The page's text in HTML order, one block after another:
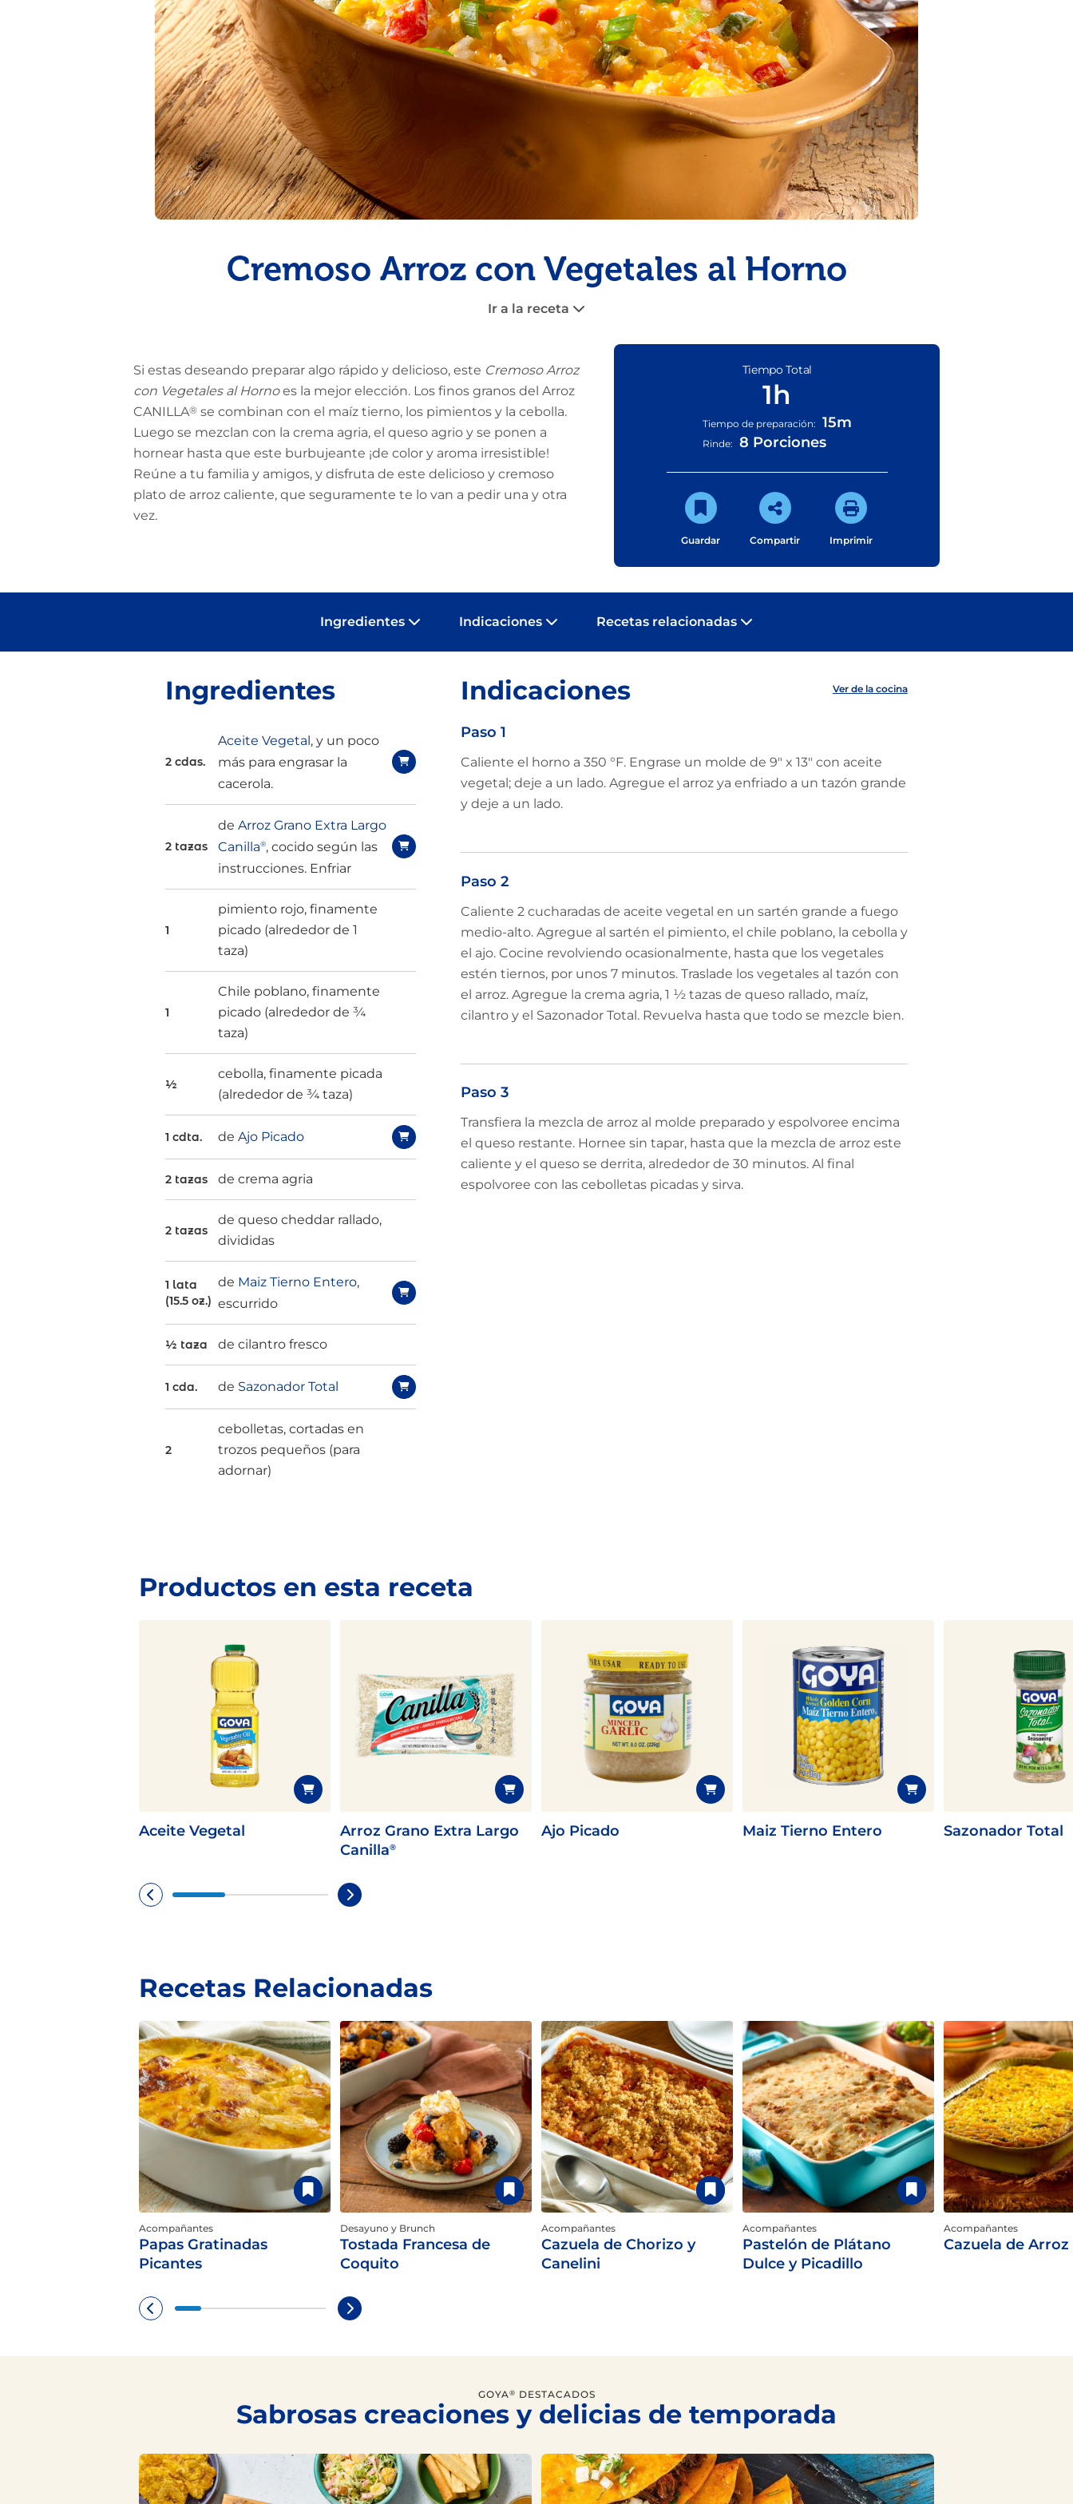
pinchos para el verano
Pudin
Pescado
Camarón
Cremoso Arroz con Vegetales al Horno
Ir a la receta
Si estas deseando preparar algo rápido y delicioso, este Cremoso Arroz
con Vegetales al Hornoes la mejor elección. Los finos granos del Arroz
CANILLA® se combinan con el maíz tierno, los pimientos y la cebolla.
Luego se mezclan con la crema agria, el queso agrio y se ponen a
hornear hasta que este burbujeante ¡de color y aroma irresistible!
Reúne a tu familia y amigos, y disfruta de este delicioso y cremoso
plato de arroz caliente, que seguramente te lo van a pedir una y otra
vez.
Tiempo Total
1h
Tiempo de preparación: 15m
Rinde: 8 Porciones
Guardar Compartir Imprimir
Ingredientes Indicaciones Recetas relacionadas
Ingredientes
2 cdas.
Aceite Vegetal, y un poco
más para engrasar la
cacerola.
2 tazas
deArroz Grano Extra Largo
Canilla®, cocido según las
instrucciones. Enfriar
1
pimiento rojo, finamente
picado (alrededor de 1
taza)
1
Chile poblano, finamente
picado (alrededor de ¾
taza)
½
cebolla, finamente picada
(alrededor de ¾ taza)
1 cdta. deAjo Picado
2 tazas de crema agria
2 tazas
de queso cheddar rallado,
divididas
1 lata
(15.5 oz.)
de Maiz Tierno Entero,
escurrido
½ taza de cilantro fresco
1 cda. de Sazonador Total
2
cebolletas, cortadas en
trozos pequeños (para
adornar)
Indicaciones Ver de la cocina
Paso 1
Caliente el horno a 350 °F. Engrase un molde de 9″ x 13″ con aceite
vegetal; deje a un lado. Agregue el arroz ya enfriado a un tazón grande
y deje a un lado.
Paso 2
Caliente 2 cucharadas de aceite vegetal en un sartén grande a fuego
medio-alto. Agregue al sartén el pimiento, el chile poblano, la cebolla y
el ajo. Cocine revolviendo ocasionalmente, hasta que los vegetales
estén tiernos, por unos 7 minutos. Traslade los vegetales al tazón con
el arroz. Agregue la crema agria, 1 ½ tazas de queso rallado, maíz,
cilantro y el Sazonador Total. Revuelva hasta que todo se mezcle bien.
Paso 3
Transfiera la mezcla de arroz al molde preparado y espolvoree encima
el queso restante. Hornee sin tapar, hasta que la mezcla de arroz este
caliente y el queso se derrita, alrededor de 30 minutos. Al final
espolvoree con las cebolletas picadas y sirva.
Productos en esta receta
Aceite Vegetal
Arroz Grano Extra Largo
Canilla®
Ajo Picado Maiz Tierno Entero Sazonador Total
Recetas Relacionadas
Acompañantes
Papas Gratinadas
Picantes
Desayuno y Brunch
Tostada Francesa de
Coquito
Acompañantes
Cazuela de Chorizo y
Canelini
Acompañantes
Pastelón de Plátano
Dulce y Picadillo
Acompañantes
Cazuela de
GOYA® DESTACADOS
Sabrosas creaciones y delicias de temporada
Sign up and save on select
GOYA favorites!